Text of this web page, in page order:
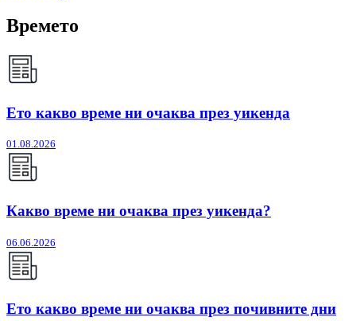
Времето
Ето какво време ни очаква през уикенда
01.08.2026
Какво време ни очаква през уикенда?
06.06.2026
Ето какво време ни очаква през почивните дни